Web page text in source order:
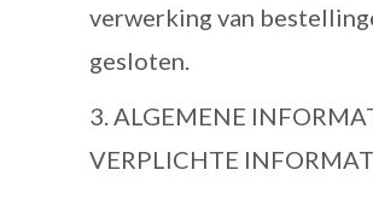
verwerking van
gesloten.
3. ALGEMENE
VERPLICHTE